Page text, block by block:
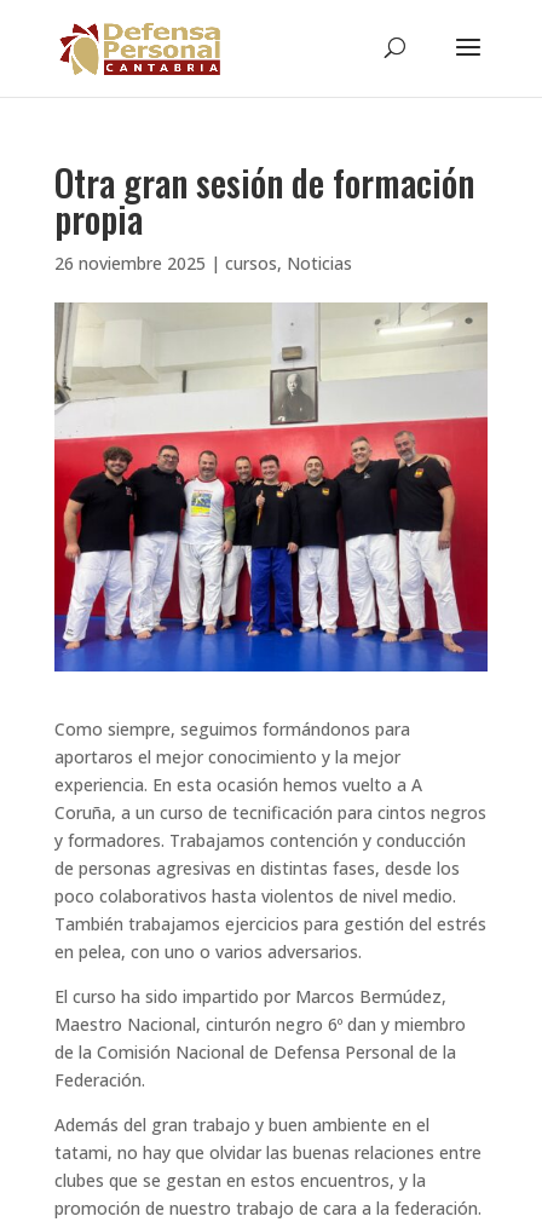
Otra gran sesión de formación
propia
26 noviembre 2025 | cursos, Noticias
Como siempre, seguimos formándonos para
aportaros el mejor conocimiento y la mejor
experiencia. En esta ocasión hemos vuelto a A
Coruña, a un curso de tecnificación para cintos negros
y formadores. Trabajamos contención y conducción
de personas agresivas en distintas fases, desde los
poco colaborativos hasta violentos de nivel medio.
También trabajamos ejercicios para gestión del estrés
en pelea, con uno o varios adversarios.
El curso ha sido impartido por Marcos Bermúdez,
Maestro Nacional, cinturón negro 6º dan y miembro
de la Comisión Nacional de Defensa Personal de la
Federación.
Además del gran trabajo y buen ambiente en el
tatami, no hay que olvidar las buenas relaciones entre
clubes que se gestan en estos encuentros, y la
promoción de nuestro trabajo de cara a la federación.